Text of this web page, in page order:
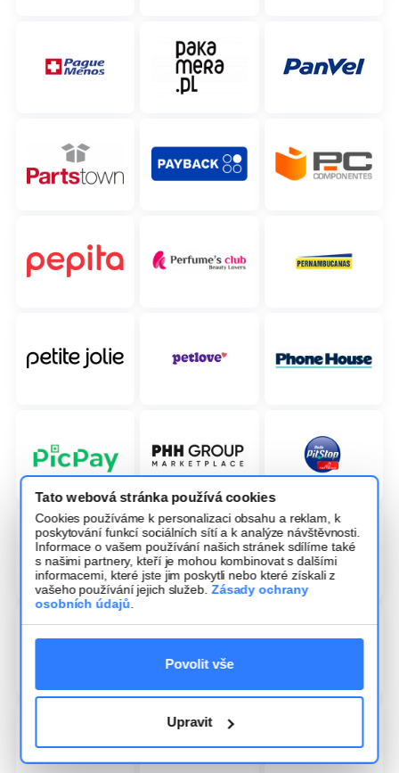
Tato webová stránka používá cookies
Cookies používáme k personalizaci obsahu a reklam, k
poskytování funkcí sociálních sítí a k analýze návštěvnosti.
Informace o vašem používání našich stránek sdílíme také
s našimi partnery, kteří je mohou kombinovat s dalšími
informacemi, které jste jim poskytli nebo které získali z
vašeho používání jejich služeb.Zásady ochrany
osobních údajů
Povolit vše
Upravit